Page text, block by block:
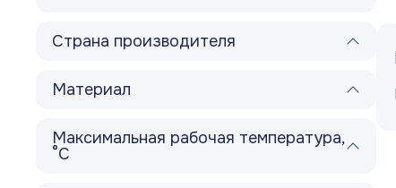
Гибкая подводка, сливные/заливные
Шланги садовые
Запорная арматура
Страна производителя
Материал
Максимальная рабочая температура,
°С